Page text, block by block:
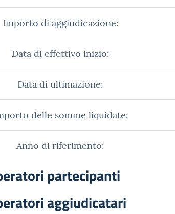
Importo di aggiudicazione:
Data di effettivo inizio:
Data di ultimazione:
delle somme liquidate:
Anno di riferimento:
partecipanti
aggiudicatari